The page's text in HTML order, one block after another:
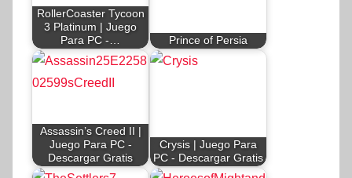
RollerCoaster Tycoon
3 Platinum | Juego
Para PC -…
Prince of Persia
Assassin’s Creed II |
Juego Para PC -
Descargar Gratis
Crysis | Juego Para
PC - Descargar Gratis